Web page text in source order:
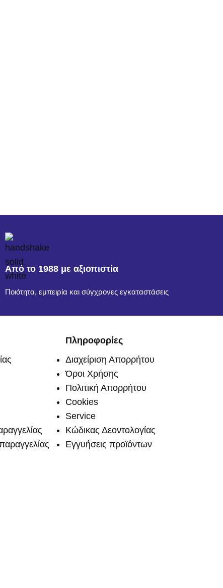
Από το 1988 με αξιοπιστία
Ποιότητα, εμπειρία και σύγχρονες εγκαταστάσεις
Πληροφορίες
Διαχείριση Απορρήτου
Όροι Χρήσης
Πολιτική Απορρήτου
Cookies
Service
Κώδικας Δεοντολογίας
Εγγυήσεις προϊόντων